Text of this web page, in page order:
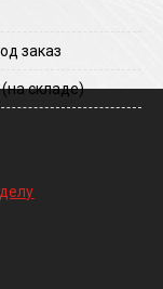
заказ
(на складе)